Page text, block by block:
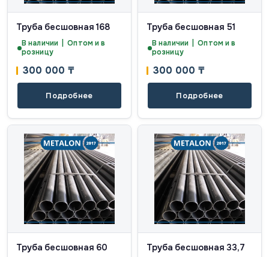
Труба бесшовная 168
В наличии | Оптом и в
розницу
300 000 ₸
Подробнее
Труба бесшовная 51
В наличии | Оптом и в
розницу
300 000 ₸
Подробнее
Труба бесшовная 60 Труба бесшовная 33,7